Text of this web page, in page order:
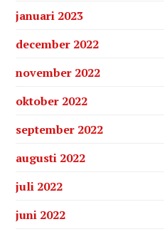
januari 2023
december 2022
november 2022
oktober 2022
september 2022
augusti 2022
juli 2022
juni 2022